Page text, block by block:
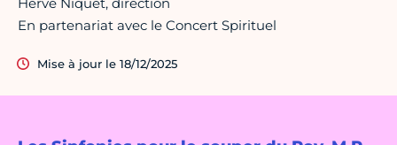
Hervé Niquet, direction
En partenariat avec le Concert Spirituel
Mise à jour le 18/12/2025